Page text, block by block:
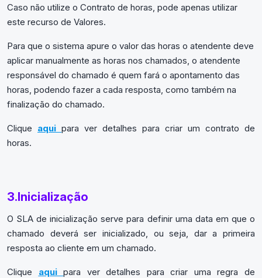
Caso não utilize o Contrato de horas, pode apenas utilizar
este recurso de Valores.
Para que o sistema apure o valor das horas o atendente deve
aplicar manualmente as horas nos chamados, o atendente
responsável do chamado é quem fará o apontamento das
horas, podendo fazer a cada resposta, como também na
finalização do chamado.
Clique aqui para ver detalhes para criar um contrato de
horas.
3.Inicialização
O SLA de inicialização serve para definir uma data em que o
chamado deverá ser inicializado, ou seja, dar a primeira
resposta ao cliente em um chamado.
Clique aquipara ver detalhes para criar uma regra de